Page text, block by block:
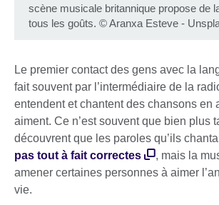
scène musicale britannique propose de
tous les goûts. ©Aranxa Esteve -
Le premier contact des gens avec la
fait souvent par l’intermédiaire de la
entendent et chantent des chansons en
aiment. Ce n’est souvent que bien plus
découvrent que les paroles qu’ils
pas tout à fait correctes
, mais la
amener certaines personnes à aimer
vie.